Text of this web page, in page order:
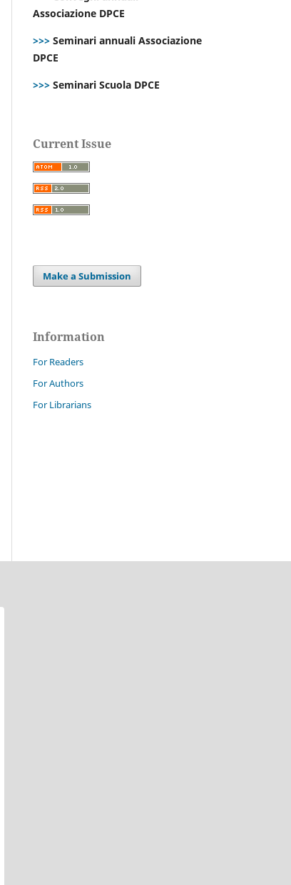
Associazione DPCE
>>> Seminari annuali Associazione
DPCE
>>> Seminari Scuola DPCE
Current Issue
Make a Submission
Information
For Readers
For Authors
For Librarians